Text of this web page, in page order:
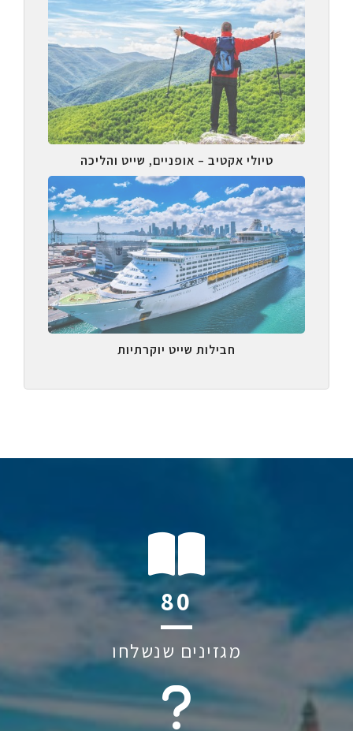
טיולי אקטיב – אופניים, שייט והליכה
חבילות שייט יוקרתיות
126
מגזינים שנשלחו